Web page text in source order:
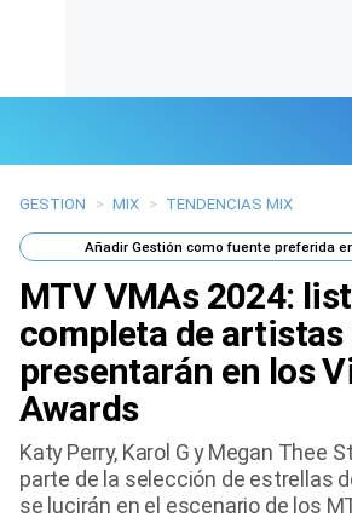
Últimas Noticias
Mi Bolsillo
Respuestas
Gente
Tendencias Mix
GESTION > MIX > TENDENCIAS MIX
AñadirGestión como fuente preferida
MTV VMAs 2024:
completa de artistas
presentarán en los
Awards
Katy Perry, Karol G y Megan Thee
parte de la selección de estrellas
se lucirán en el escenario de los